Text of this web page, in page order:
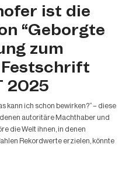
ist die
“Geborgte
zum
Festschrift
2025
kann ich schon bewirken?“ – diese
autoritäre Machthaber und
die Welt ihnen, in denen
Rekordwerte erzielen, könnte